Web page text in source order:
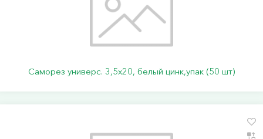
Саморез универс. 3,5х20, белый цинк,упак (50 шт)